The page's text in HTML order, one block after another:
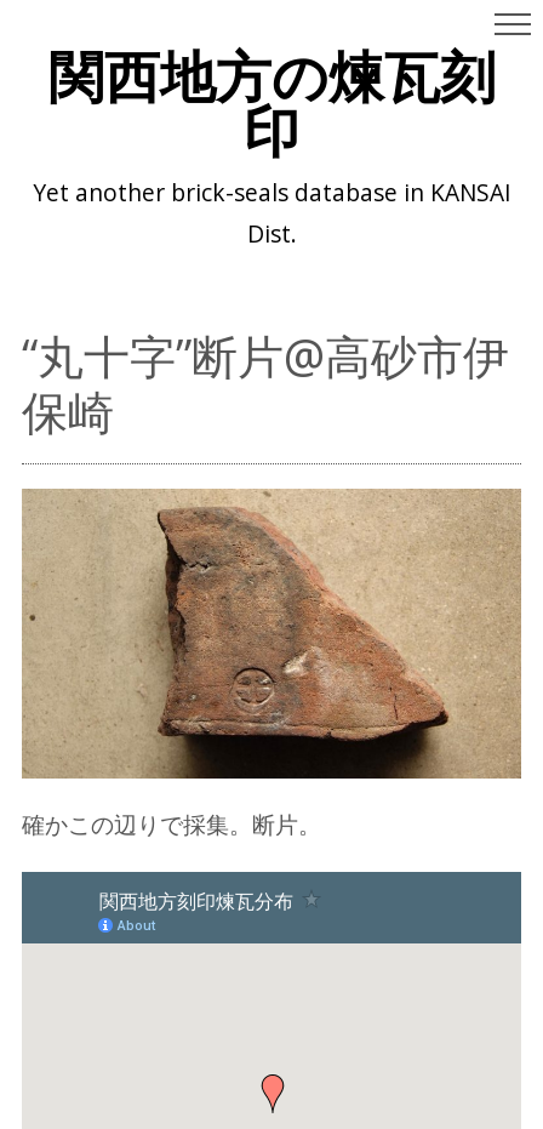
関西地方の煉瓦刻
印
Yet another brick-seals database in KANSAI
Dist.
“丸十字”断片@高砂市伊
保崎
確かこの辺りで採集。断片。